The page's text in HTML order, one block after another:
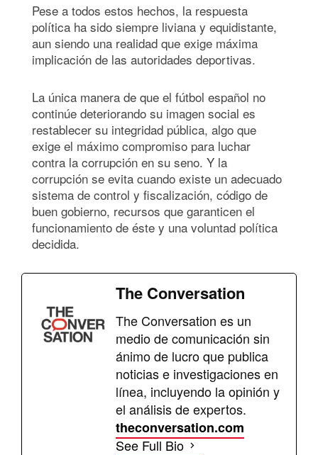
Pese a todos estos hechos, la respuesta
política ha sido siempre liviana y equidistante,
aun siendo una realidad que exige máxima
implicación de las autoridades deportivas.
La única manera de que el fútbol español no
continúe deteriorando su imagen social es
restablecer su integridad pública, algo que
exige el máximo compromiso para luchar
contra la corrupción en su seno. Y la
corrupción se evita cuando existe un adecuado
sistema de control y fiscalización, código de
buen gobierno, recursos que garanticen el
funcionamiento de éste y una voluntad política
decidida.
The Conversation
The Conversation es un
medio de comunicación sin
ánimo de lucro que publica
noticias e investigaciones en
línea, incluyendo la opinión y
el análisis de expertos.
theconversation.com
See Full Bio